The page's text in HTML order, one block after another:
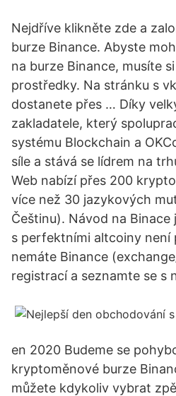
Nejdříve klikněte zde a
burze Binance. Abyste
na burze Binance, musíte
prostředky. Na stránku s
dostanete přes … Díky
zakladatele, který
systému Blockchain a
síle a stává se lídrem na
Web nabízí přes 200
více než 30 jazykových
Češtinu). Návod na
s perfektními altcoiny není
nemáte Binance
registrací a seznamte se s
en 2020 Budeme se
kryptoměnové burze
můžete kdykoliv vybrat